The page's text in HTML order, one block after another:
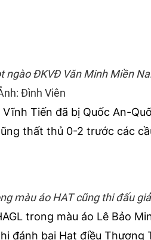
ĐKVĐ Văn Minh Miền
Đình Viên
Tiến đã bị Quốc An-
thất thủ 0-2 trước các
màu áo HAT cũng thi đấu
trong màu áo Lê Bảo
đánh bại Hạt điều Thương